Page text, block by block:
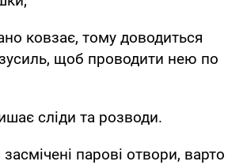
ковзає, тому доводиться
щоб проводити нею по
сліди та розводи.
парові отвори, варто